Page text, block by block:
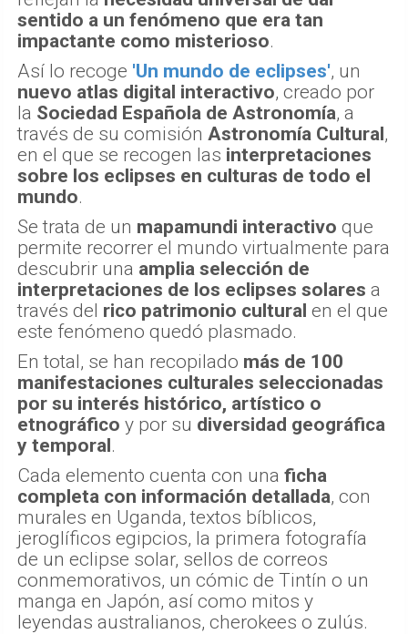
sentido a un fenómeno que era tan
impactante como misterioso.
Así lo recoge 'Un mundo de eclipses', un
nuevo atlas digital interactivo, creado por
la Sociedad Española de Astronomía, a
través de su comisión Astronomía Cultural,
en el que se recogen las interpretaciones
sobre los eclipses en culturas de todo el
mundo.
Se trata de un mapamundi interactivo que
permite recorrer el mundo virtualmente para
descubrir una amplia selección de
interpretaciones de los eclipses solares a
través del rico patrimonio cultural en el que
este fenómeno quedó plasmado.
En total, se han recopilado más de 100
manifestaciones culturales seleccionadas
por su interés histórico, artístico o
etnográfico y por su diversidad geográfica
y temporal.
Cada elemento cuenta con una ficha
completa con información detallada, con
murales en Uganda, textos bíblicos,
jeroglíficos egipcios, la primera fotografía
de un eclipse solar, sellos de correos
conmemorativos, un cómic de Tintín o un
manga en Japón, así como mitos y
leyendas australianos, cherokees o zulús.